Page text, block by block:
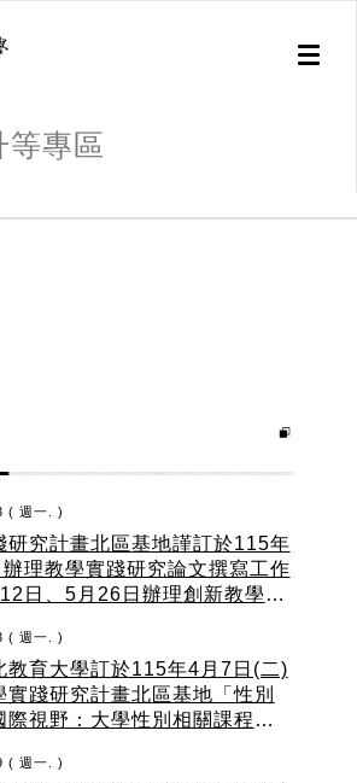
Toggle
等專區
( 週一. )
研究計畫北區基地謹訂於115年
理教學實踐研究論文撰寫工作
日、5月26日辦理創新教學線
( 週一. )
教育大學訂於115年4月7日(二)
實踐研究計畫北區基地「性別
際視野：大學性別相關課程的
( 週一. )